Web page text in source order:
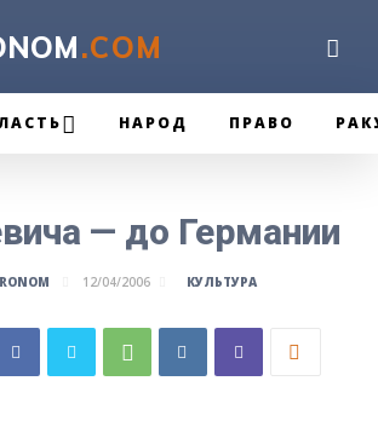
.COM
НАРОД ПРАВО
— до Германии
12/04/2006 КУЛЬТУРА